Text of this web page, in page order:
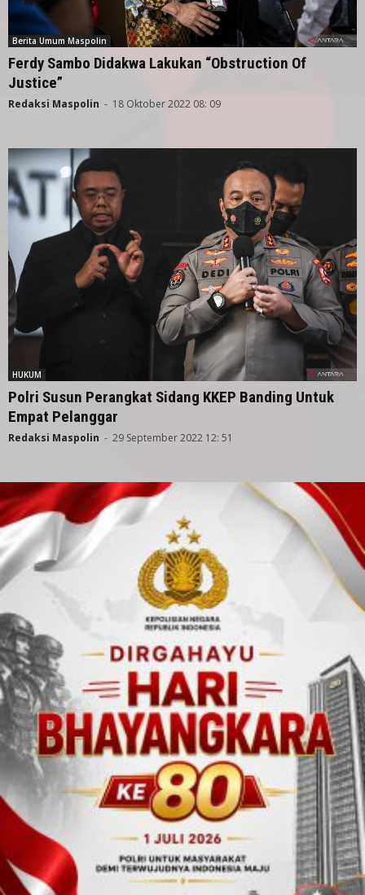
Berita Umum Maspolin
Ferdy Sambo Didakwa Lakukan “Obstruction Of
Justice”
Redaksi Maspolin - 18 Oktober 2022 08: 09
HUKUM
Polri Susun Perangkat Sidang KKEP Banding Untuk
Empat Pelanggar
Redaksi Maspolin - 29 September 2022 12: 51